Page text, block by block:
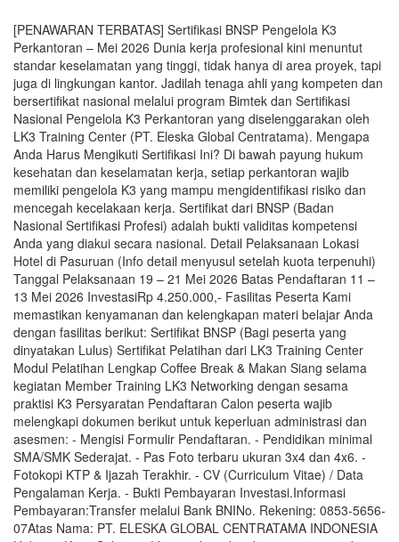
[PENAWARAN TERBATAS] Sertifikasi BNSP Pengelola K3
Perkantoran – Mei 2026 Dunia kerja profesional kini menuntut
standar keselamatan yang tinggi, tidak hanya di area proyek, tapi
juga di lingkungan kantor. Jadilah tenaga ahli yang kompeten dan
bersertifikat nasional melalui program Bimtek dan Sertifikasi
Nasional Pengelola K3 Perkantoran yang diselenggarakan oleh
LK3 Training Center (PT. Eleska Global Centratama). Mengapa
Anda Harus Mengikuti Sertifikasi Ini? Di bawah payung hukum
kesehatan dan keselamatan kerja, setiap perkantoran wajib
memiliki pengelola K3 yang mampu mengidentifikasi risiko dan
mencegah kecelakaan kerja. Sertifikat dari BNSP (Badan
Nasional Sertifikasi Profesi) adalah bukti validitas kompetensi
Anda yang diakui secara nasional. Detail Pelaksanaan Lokasi
Hotel di Pasuruan (Info detail menyusul setelah kuota terpenuhi)
Tanggal Pelaksanaan 19 – 21 Mei 2026 Batas Pendaftaran 11 –
13 Mei 2026 InvestasiRp 4.250.000,- Fasilitas Peserta Kami
memastikan kenyamanan dan kelengkapan materi belajar Anda
dengan fasilitas berikut: Sertifikat BNSP (Bagi peserta yang
dinyatakan Lulus) Sertifikat Pelatihan dari LK3 Training Center
Modul Pelatihan Lengkap Coffee Break & Makan Siang selama
kegiatan Member Training LK3 Networking dengan sesama
praktisi K3 Persyaratan Pendaftaran Calon peserta wajib
melengkapi dokumen berikut untuk keperluan administrasi dan
asesmen: - Mengisi Formulir Pendaftaran. - Pendidikan minimal
SMA/SMK Sederajat. - Pas Foto terbaru ukuran 3x4 dan 4x6. -
Fotokopi KTP & Ijazah Terakhir. - CV (Curriculum Vitae) / Data
Pengalaman Kerja. - Bukti Pembayaran Investasi.Informasi
Pembayaran:Transfer melalui Bank BNINo. Rekening: 0853-5656-
07Atas Nama: PT. ELESKA GLOBAL CENTRATAMA INDONESIA